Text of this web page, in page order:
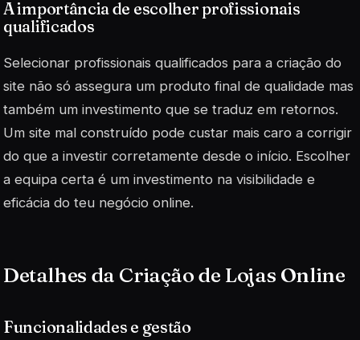
A importância de escolher profissionais
qualificados
Selecionar profissionais qualificados para a criação do
site não só assegura um produto final de qualidade mas
também um investimento que se traduz em retornos.
Um site mal construído pode custar mais caro a corrigir
do que a investir corretamente desde o início. Escolher
a equipa certa é um investimento na visibilidade e
eficácia do teu negócio online.
Detalhes da Criação de Lojas Online
Funcionalidades e gestão